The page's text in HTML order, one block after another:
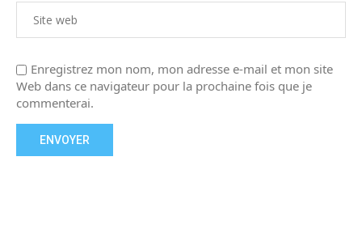
Enregistrez mon nom, mon adresse e-mail et mon site
Web dans ce navigateur pour la prochaine fois que je
commenterai.